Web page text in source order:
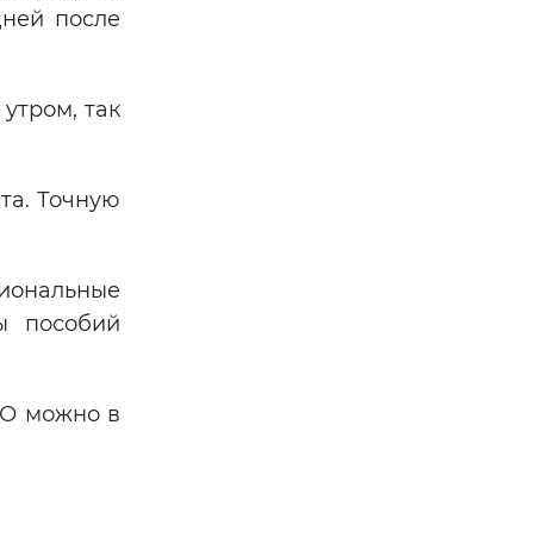
после
так
Точную
пособий
можно в